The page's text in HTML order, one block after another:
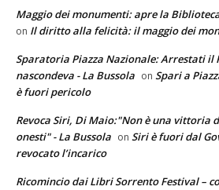
Maggio dei monumenti: apre la
on Il diritto alla felicità: il maggio dei
Sparatoria Piazza Nazionale: Arrestati il
nascondeva - La Bussola on Spari a
è fuori pericolo
Revoca Siri, Di Maio:"Non è una vittoria
onesti" - La Bussola on Siri è fuori dal
revocato l’incarico
Ricomincio dai Libri Sorrento Festival –